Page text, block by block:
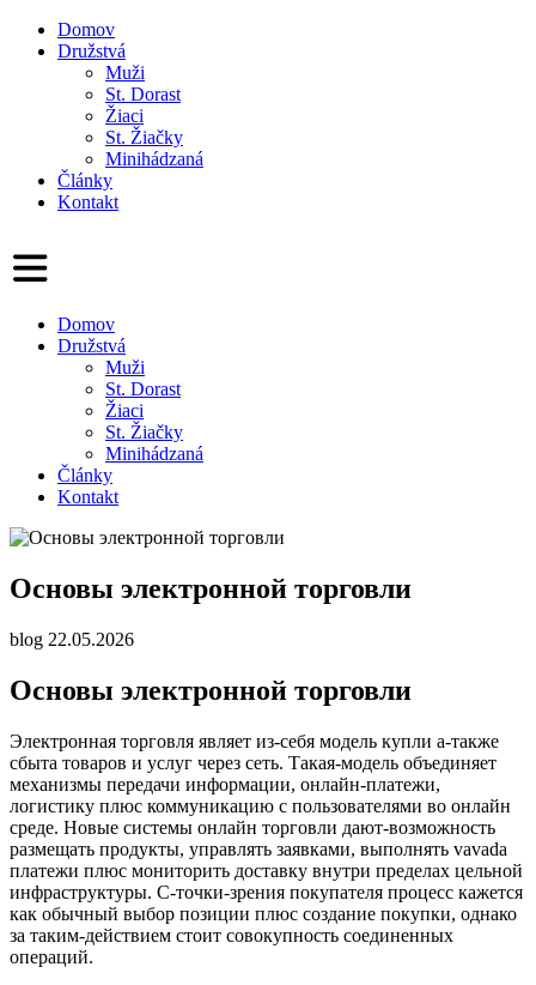
Domov
Družstvá
Muži
St. Dorast
Žiaci
St. Žiačky
Minihádzaná
Články
Kontakt
Domov
Družstvá
Muži
St. Dorast
Žiaci
St. Žiačky
Minihádzaná
Články
Kontakt
Основы электронной торговли
blog 22.05.2026
Основы электронной торговли
Электронная торговля являет из-себя модель купли а-также
сбыта товаров и услуг через сеть. Такая-модель объединяет
механизмы передачи информации, онлайн-платежи,
логистику плюс коммуникацию с пользователями во онлайн
среде. Новые системы онлайн торговли дают-возможность
размещать продукты, управлять заявками, выполнять vavada
платежи плюс мониторить доставку внутри пределах цельной
инфраструктуры. С-точки-зрения покупателя процесс кажется
как обычный выбор позиции плюс создание покупки, однако
за таким-действием стоит совокупность соединенных
операций.